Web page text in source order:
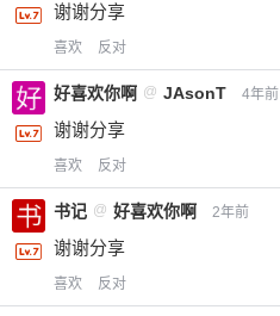
谢谢分享
喜欢 反对
好喜欢你啊 @ JAsonT 4年前
谢谢分享
喜欢 反对
书记 @ 好喜欢你啊 2年前
谢谢分享
喜欢 反对